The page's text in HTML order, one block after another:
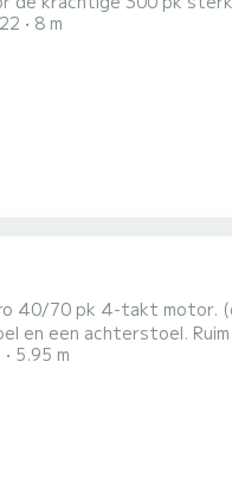
bedden, apart toilet
8 m
40/70 pk 4-takt
een achterstoel. Ruim
Aantrekkelijke boot
de topboot
5.95 m